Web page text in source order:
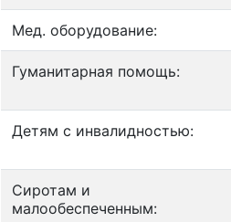
Мед. оборудование:
Гуманитарная помощь:
Детям с инвалидностью:
Сиротам и
малообеспеченным: